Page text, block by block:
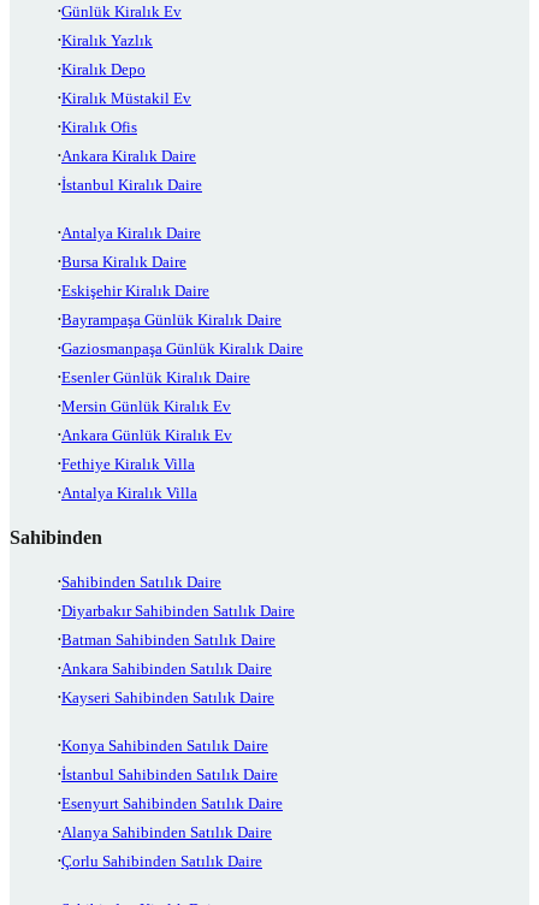
Günlük Kiralık Ev
Kiralık Yazlık
Kiralık Depo
Kiralık Müstakil Ev
Kiralık Ofis
Ankara Kiralık Daire
İstanbul Kiralık Daire
Antalya Kiralık Daire
Bursa Kiralık Daire
Eskişehir Kiralık Daire
Bayrampaşa Günlük Kiralık Daire
Gaziosmanpaşa Günlük Kiralık Daire
Esenler Günlük Kiralık Daire
Mersin Günlük Kiralık Ev
Ankara Günlük Kiralık Ev
Fethiye Kiralık Villa
Antalya Kiralık Villa
Sahibinden
Sahibinden Satılık Daire
Diyarbakır Sahibinden Satılık Daire
Batman Sahibinden Satılık Daire
Ankara Sahibinden Satılık Daire
Kayseri Sahibinden Satılık Daire
Konya Sahibinden Satılık Daire
İstanbul Sahibinden Satılık Daire
Esenyurt Sahibinden Satılık Daire
Alanya Sahibinden Satılık Daire
Çorlu Sahibinden Satılık Daire